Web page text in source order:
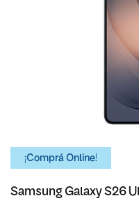
¡Comprá Online!
Samsung Galaxy S26